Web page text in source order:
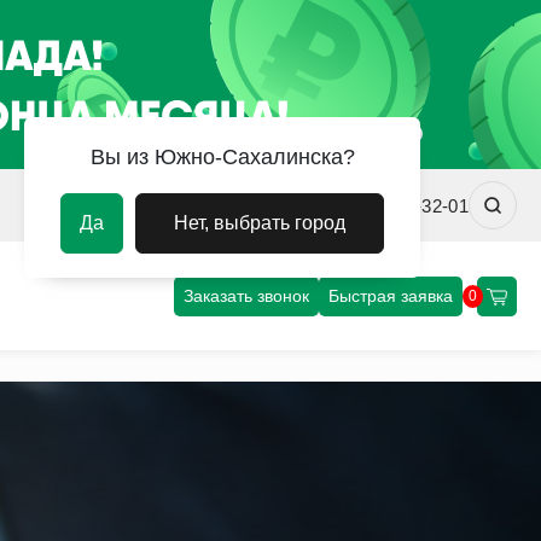
sakhalin@uvm-steel.ru +7 (4242) 31-32-01
Заказать звонок Быстрая заявка 0
Вы из Южно-Сахалинска?
Да Нет, выбрать город